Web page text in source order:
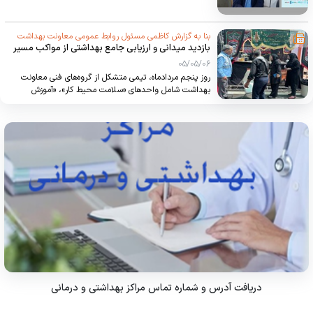
بنا به گزارش کاظمی مسئول روابط عمومی معاونت بهداشت
دانشگاه علوم پزشکی استان
بازدید میدانی و ارزیابی جامع بهداشتی از مواکب مسیر
ارومیه تا مرز تمرچین
05/05/06
روز پنجم مردادماه، تیمی متشکل از گروه‌های فنی معاونت
بهداشت شامل واحدهای «سلامت محیط کار»، «آموزش
ارومیه، نقده و پیرانشهر تا مرز تمرچین بازدید به عمل آوردند
دریافت آدرس و شماره تماس مراکز بهداشتی و درمانی